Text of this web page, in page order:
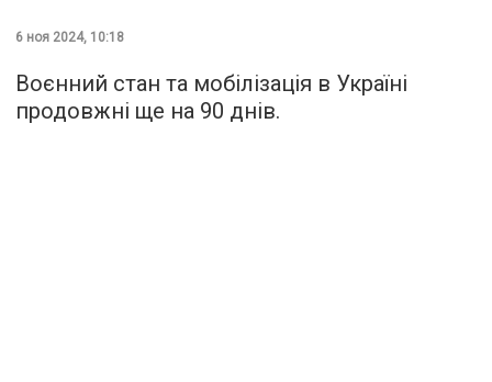
6 ноя 2024, 10:18
Воєнний стан та мобілізація в Україні
продовжні ще на 90 днів.